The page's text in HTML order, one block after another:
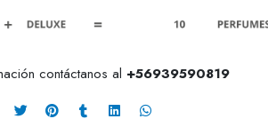
contáctanos al +56939590819